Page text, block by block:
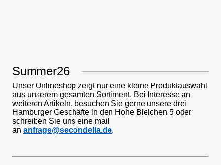
Summer26
Unser Onlineshop zeigt nur eine kleine Produktauswahl
aus unserem gesamten Sortiment. Bei Interesse an
weiteren Artikeln, besuchen Sie gerne unsere drei
Hamburger Geschäfte in den Hohe Bleichen 5 oder
schreiben Sie uns eine mail
an anfrage@secondella.de.